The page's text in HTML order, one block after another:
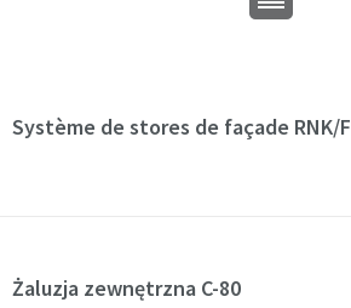
Système de stores de façade RNK/F
Żaluzja zewnętrzna C-80